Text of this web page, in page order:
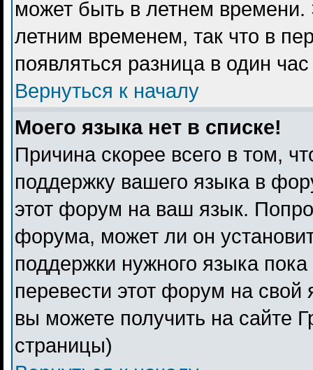
может быть в летнем
летним временем, так что в
появляться разница в один
Вернуться к началу
Моего языка нет в списке!
Причина скорее всего в том,
поддержку вашего языка в
этот форум на ваш язык.
форума, может ли он
поддержки нужного языка
перевести этот форум на
вы можете получить на сайте
страницы)